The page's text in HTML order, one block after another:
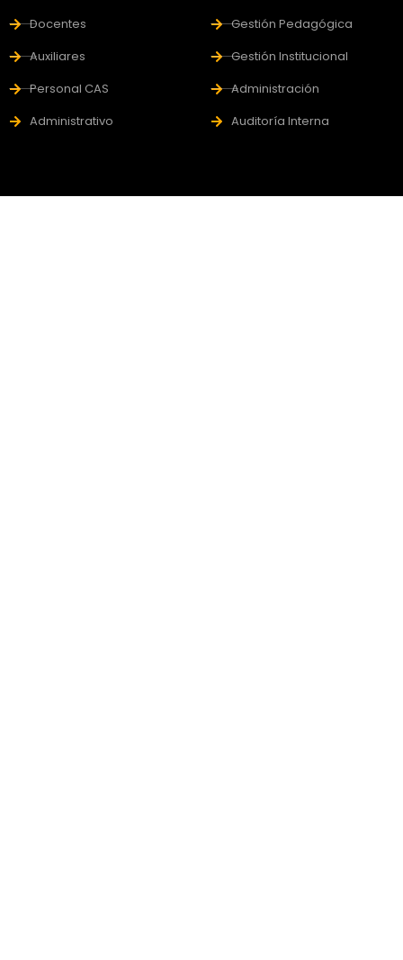
Docentes
Auxiliares
Personal CAS
Administrativo
Gestión Pedagógica
Gestión Institucional
Administración
Auditoría Interna